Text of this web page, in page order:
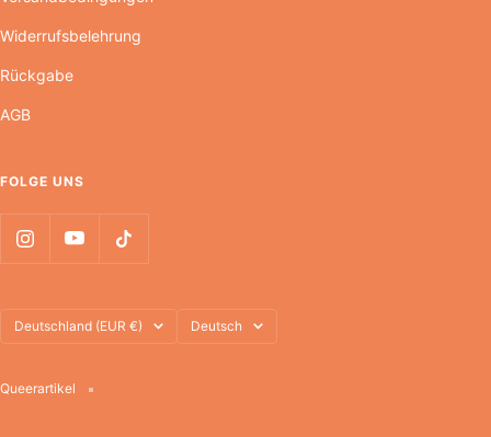
Widerrufsbelehrung
Rückgabe
AGB
FOLGE UNS
Land/Region
Deutschland (EUR €) Sprache
Deutsch
Queerartikel